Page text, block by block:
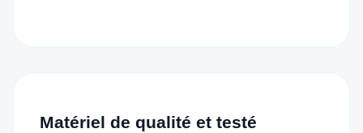
Matériel de qualité et testé